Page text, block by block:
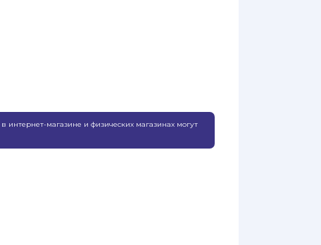
интернет-магазине и физических магазинах могут